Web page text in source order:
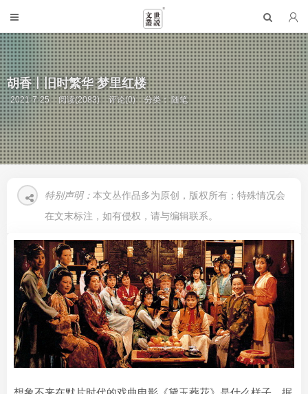
胡香丨旧时繁华 梦里红楼
2021-7-25 阅读(2083) 评论(0) 分类：随笔
特别声明： 本文丛作品多为原创，版权所有；特殊情况会
在文末标注，如有侵权，请与编辑联系。